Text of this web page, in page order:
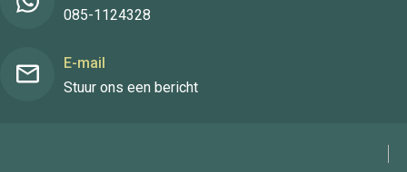
085-1124328
E-mail
Stuur ons een bericht